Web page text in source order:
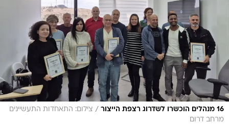
16 מנהלים הוכשרו לשדרוג רצפת הייצור / צילום: התאחדות התעשיינים
מרחב דרום